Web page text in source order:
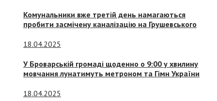
Комунальники вже третій день намагаються
пробити засмічену каналізацію на Грушевського
18.04.2025
У Броварській громаді щоденно о 9:00 у хвилину
мовчання лунатимуть метроном та Гімн України
18.04.2025